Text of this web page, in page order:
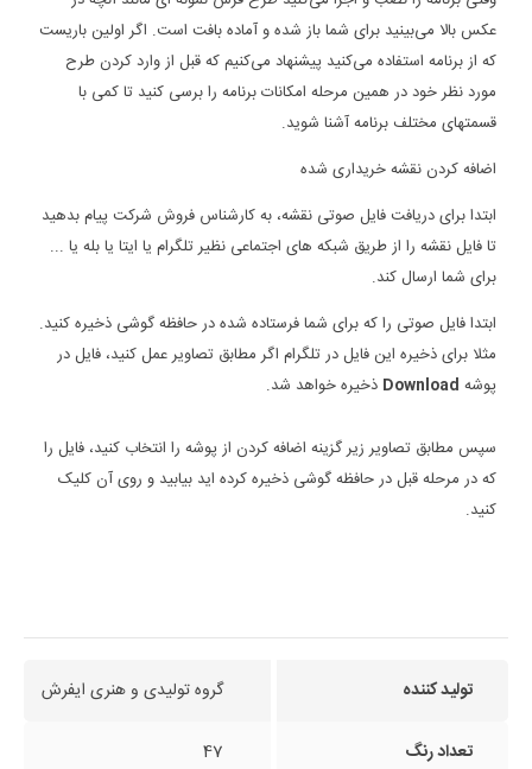
عکس بالا می‌بینید برای شما باز شده و آماده بافت است. اگر اولین باریست
که از برنامه استفاده می‌کنید پیشنهاد می‌کنیم که قبل از وارد کردن طرح
مورد نظر خود در همین مرحله امکانات برنامه را برسی کنید تا کمی با
قسمتهای مختلف برنامه آشنا شوید.
اضافه کردن نقشه خریداری شده
ابتدا برای دریافت فایل صوتی نقشه، به کارشناس فروش شرکت پیام بدهید
تا فایل نقشه را از طریق شبکه های اجتماعی نظیر تلگرام یا ایتا یا بله یا ...
برای شما ارسال کند.
ابتدا فایل صوتی را که برای شما فرستاده شده در حافظه گوشی ذخیره کنید.
مثلا برای ذخیره این فایل در تلگرام اگر مطابق تصاویر عمل کنید، فایل در
پوشه Download ذخیره خواهد شد.
سپس مطابق تصاویر زیر گزینه اضافه کردن از پوشه را انتخاب کنید، فایل را
که در مرحله قبل در حافظه گوشی ذخیره کرده اید بیابید و روی آن کلیک
کنید.
تولید کننده گروه تولیدی و هنری ایفرش
تعداد رنگ 47